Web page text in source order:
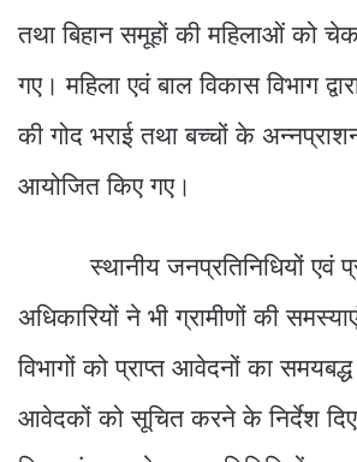
तथा बिहान समूहों की महिलाओं को
गए। महिला एवं बाल विकास विभाग
की गोद भराई तथा बच्चों के
आयोजित किए गए।
स्थानीय जनप्रतिनिधियों एवं
अधिकारियों ने भी ग्रामीणों की
विभागों को प्राप्त आवेदनों का
आवेदकों को सूचित करने के निर्देश